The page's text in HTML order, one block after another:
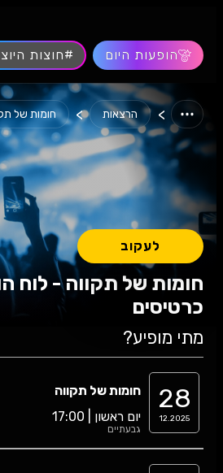
הופעות היום #חוצות
> הרצאות > חומות של
חומות של תקווה - לוח
כרטיסים
לעקוב
מתי מופיע?
28
12.2025
חומות של תקווה
יום ראשון | 17:00
גבעתיים